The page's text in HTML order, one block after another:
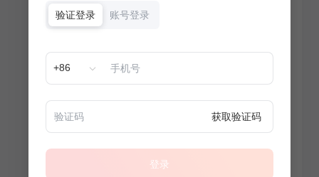
验证登录 账号登录
+86
获取验证码
登录